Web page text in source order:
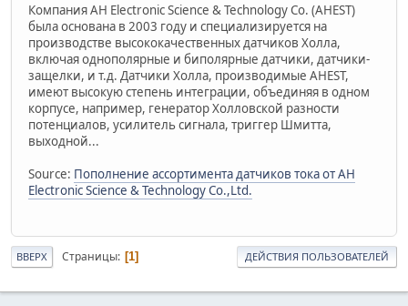
Компания AH Electronic Science & Technology Co. (AHEST)
была основана в 2003 году и специализируется на
производстве высококачественных датчиков Холла,
включая однополярные и биполярные датчики, датчики-
защелки, и т.д. Датчики Холла, производимые AHEST,
имеют высокую степень интеграции, объединяя в одном
корпусе, например, генератор Холловской разности
потенциалов, усилитель сигнала, триггер Шмитта,
выходной...
Source: Пополнение ассортимента датчиков тока от AH
Electronic Science & Technology Co.,Ltd.
ВВЕРХ Страницы 1 ДЕЙСТВИЯ ПОЛЬЗОВАТЕЛЕЙ